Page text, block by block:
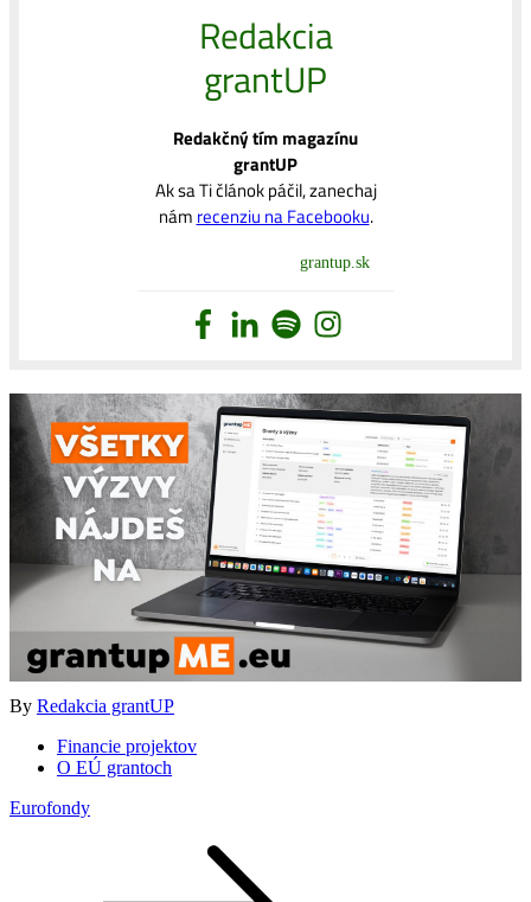
Redakcia
grantUP
Redakčný tím magazínu
grantUP
Ak sa Ti článok páčil, zanechaj
nám recenziu na Facebooku.
grantup.sk
By Redakcia grantUP
Financie projektov
O EÚ grantoch
Eurofondy